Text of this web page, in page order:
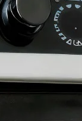
4000